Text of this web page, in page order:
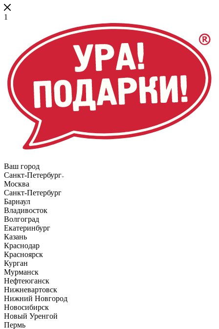
1
Ваш город
Санкт-Петербург
Москва
Санкт-Петербург
Барнаул
Владивосток
Волгоград
Екатеринбург
Казань
Краснодар
Красноярск
Курган
Мурманск
Нефтеюганск
Нижневартовск
Нижний Новгород
Новосибирск
Новый Уренгой
Пермь